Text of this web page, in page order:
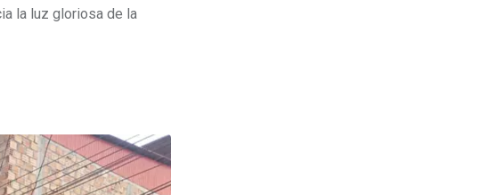
la luz gloriosa de la